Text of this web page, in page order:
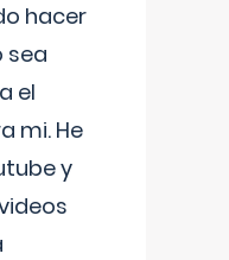
hacer
sea
el
mi. He
y